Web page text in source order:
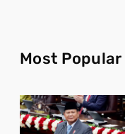
Most Popular